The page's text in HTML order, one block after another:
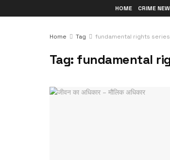
HOME CRIME
Home Tag fundamental rights series
Tag: fundamental